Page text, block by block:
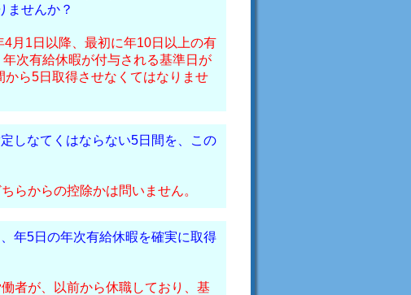
ませんか？
月1日以降、最初に年10日以上の有
次有給休暇が付与される基準日が
ら5日取得させなくてはなりませ
しなてくはならない5日間を、この
らからの控除かは問いません。
年5日の年次有給休暇を確実に取得
者が、以前から休職しており、基